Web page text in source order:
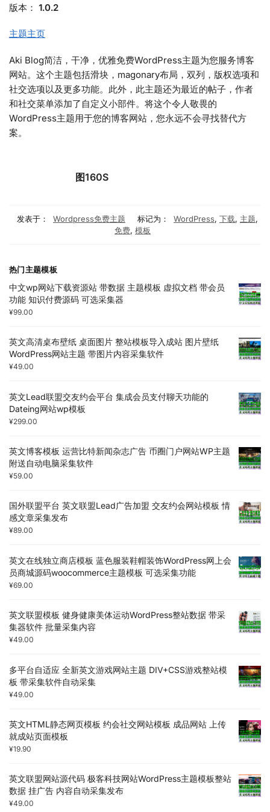
版本： 1.0.2
主题主页
Aki Blog简洁，干净，优雅免费WordPress主题为您服务博客
网站。这个主题包括滑块，magonary布局，双列，版权选项和
社交选项以及更多功能。此外，此主题还为最近的帖子，作者
和社交菜单添加了自定义小部件。将这个令人敬畏的
WordPress主题用于您的博客网站，您永远不会寻找替代方
案。
图160S
发表于： Wordpress免费主题 标记为： WordPress, 下载, 主题,
免费, 模板
热门主题模板
中文wp网站下载资源站 带数据 主题模板 虚拟文档 带会员
功能 知识付费源码 可选采集器
¥99.00
英文高清桌布壁纸 桌面图片 整站模板导入成站 图片壁纸
WordPress网站主题 带图片内容采集软件
¥49.00
英文Lead联盟交友约会平台 集成会员支付聊天功能的
Dateing网站wp模板
¥299.00
英文博客模板 运营比特新闻杂志广告 币圈门户网站WP主题
附送自动电脑采集软件
¥59.00
国外联盟平台 英文联盟Lead广告加盟 交友约会网站模板 情
感文章采集发布
¥89.00
英文在线独立商店模板 蓝色服装鞋帽装饰WordPress网上会
员商城源码woocommerce主题模板 可选采集功能
¥69.00
英文联盟模板 健身健康美体运动WordPress整站数据 带采
集器软件 批量采集内容
¥49.00
多平台自适应 全新英文游戏网站主题 DIV+CSS游戏整站模
板 带采集软件自动采集
¥49.00
英文HTML静态网页模板 约会社交网站模板 成品网站 上传
就成站页面模板
¥19.90
英文联盟网站源代码 极客科技网站WordPress主题模板整站
数据 挂广告 内容自动采集发布
¥49.00